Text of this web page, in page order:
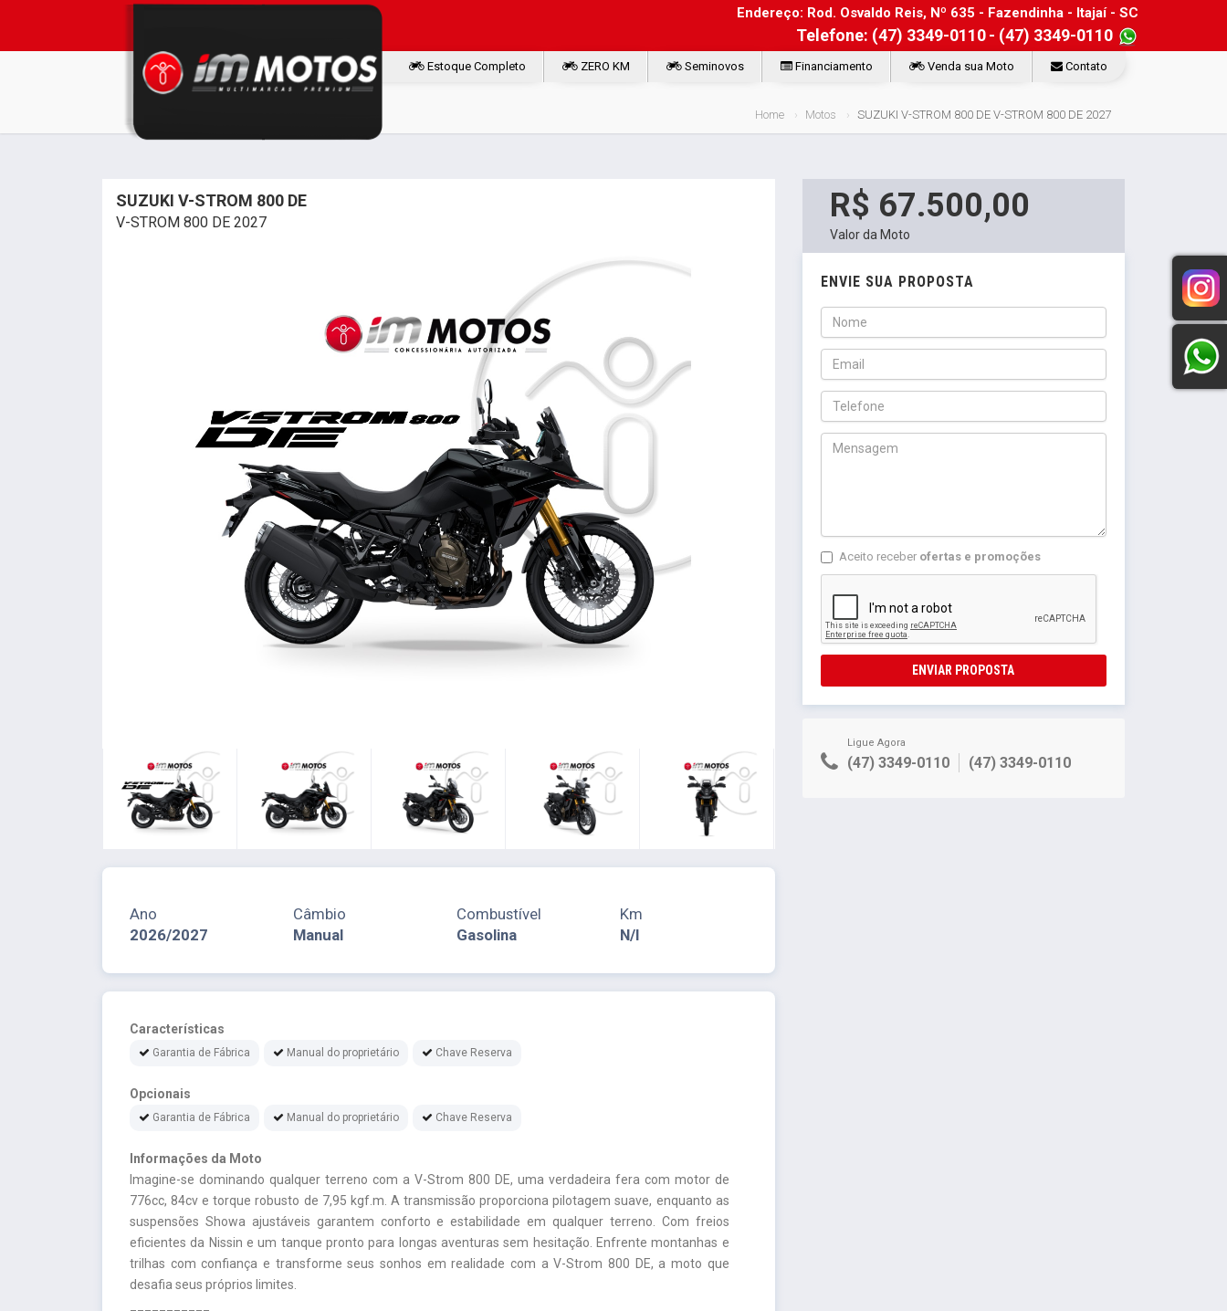
Endereço: Rod. Osvaldo Reis, Nº 635 - Fazendinha - Itajaí - SC
Telefone: (47) 3349-0110- (47) 3349-0110
Estoque Completo ZERO KM Seminovos Financiamento Venda sua Moto Contato
Home Motos SUZUKI V-STROM 800 DE V-STROM 800 DE 2027
SUZUKI V-STROM 800 DE
V-STROM 800 DE 2027
Ano
2026/2027
Câmbio
Manual
Combustível
Gasolina
Km
N/I
Características
Garantia de Fábrica Manual do proprietário Chave Reserva
Opcionais
Garantia de Fábrica Manual do proprietário Chave Reserva
Informações da Moto
Imagine-se dominando qualquer terreno com a V-Strom 800 DE, uma verdadeira fera com motor de
776cc, 84cv e torque robusto de 7,95 kgf.m. A transmissão proporciona pilotagem suave, enquanto as
suspensões Showa ajustáveis garantem conforto e estabilidade em qualquer terreno. Com freios
eficientes da Nissin e um tanque pronto para longas aventuras sem hesitação. Enfrente montanhas e
trilhas com confiança e transforme seus sonhos em realidade com a V-Strom 800 DE, a moto que
desafia seus próprios limites.
R$ 67.500,00
Valor da Moto
ENVIE SUA PROPOSTA
Aceito receber ofertas e promoções
ENVIAR PROPOSTA
Ligue Agora
(47) 3349-0110 (47) 3349-0110